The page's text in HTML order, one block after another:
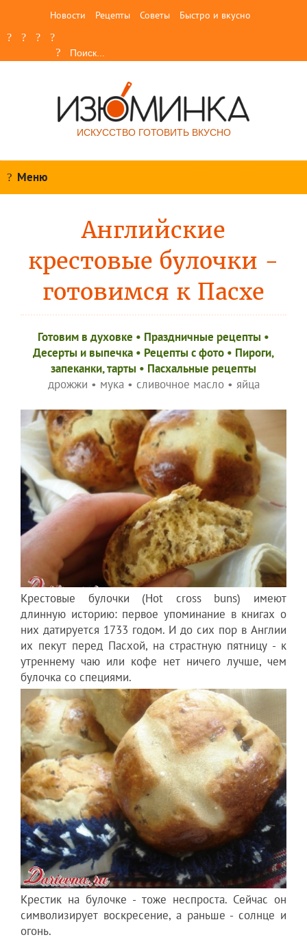
Новости Рецепты Советы Быстро и вкусно
ИСКУССТВО ГОТОВИТЬ ВКУСНО
Меню
Английские
крестовые булочки -
готовимся к Пасхе
Готовим в духовке • Праздничные рецепты •
Десерты и выпечка • Рецепты c фото • Пироги,
запеканки, тарты • Пасхальные рецепты
дрожжи • мука• сливочное масло• яйца
Крестовые булочки (Hot cross buns) имеют
длинную историю: первое упоминание в книгах о
них датируется 1733 годом. И до сих пор в Англии
их пекут перед Пасхой, на страстную пятницу - к
утреннему чаю или кофе нет ничего лучше, чем
булочка со специями.
Крестик на булочке - тоже неспроста. Сейчас он
символизирует воскресение, а раньше - солнце и
огонь.